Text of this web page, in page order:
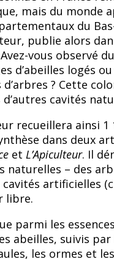
mais du monde
du
publie alors
vous observé
d’abeilles logés
d’arbres ? Cette
d’autres cavités
recueillera ainsi
dans deux
et L’Apiculteur. Il
naturelles – des
cavités artificielles
libre.
parmi les
abeilles, suivis
les ormes et